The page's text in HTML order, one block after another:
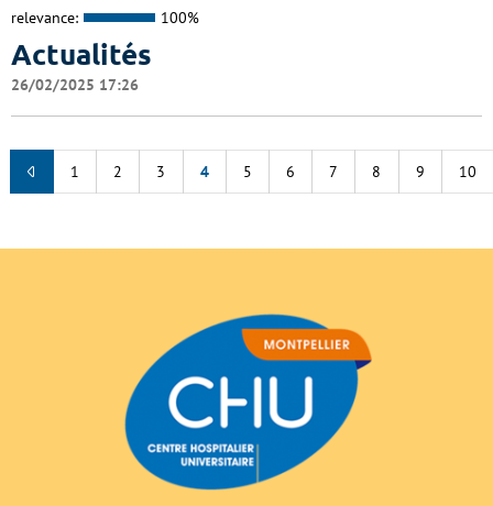
relevance: 100%
Actualités
26/02/2025 17:26
1 2 3 4 5 6 7 8 9 10